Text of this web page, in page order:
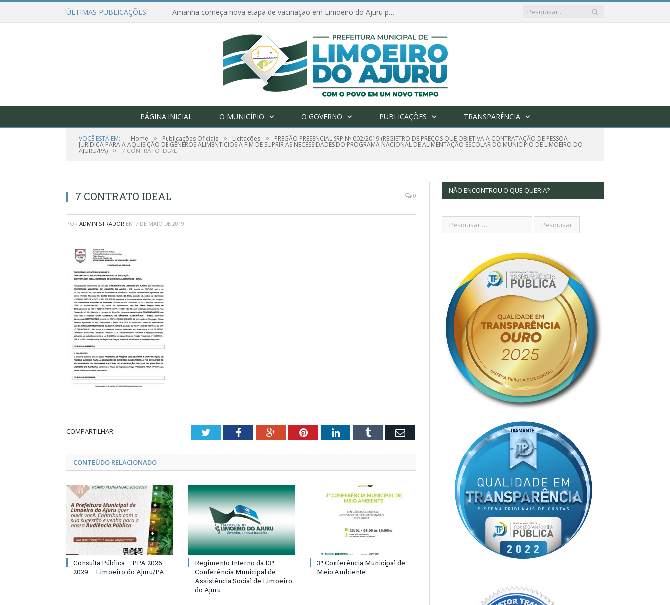
ÚLTIMAS PUBLICAÇÕES: Amanhã começa nova etapa de vacinação em Limoeiro do Ajuru para idosos com 65 ou mais
PÁGINA INICIAL O MUNICÍPIO O GOVERNO PUBLICAÇÕES TRANSPARÊNCIA
VOCÊ ESTÁ EM: Home » Publicações Oficiais » Licitações » PREGÃO PRESENCIAL SRP Nº 002/2019 (REGISTRO DE PREÇOS QUE OBJETIVA A CONTRATAÇÃO DE PESSOA
JURÍDICA PARA A AQUISIÇÃO DE GÊNEROS ALIMENTÍCIOS A FIM DE SUPRIR AS NECESSIDADES DO PROGRAMA NACIONAL DE ALIMENTAÇÃO ESCOLAR DO MUNICÍPIO DE LIMOEIRO DO
AJURU/PA) » 7 CONTRATO IDEAL
7 CONTRATO IDEAL 0
POR ADMINISTRADOR EM 7 DE MAIO DE 2019
COMPARTILHAR: TwitterFacebookGoogle+PinterestLinkedInTumblr Email
CONTEÚDO RELACIONADO
Consulta Pública – PPA 2026–
2029 – Limoeiro do Ajuru/PA
Regimento Interno da 13ª
Conferência Municipal de
Assistência Social de Limoeiro
do Ajuru
3ª Conferência Municipal de
Meio Ambiente
NÃO ENCONTROU O QUE QUERIA?